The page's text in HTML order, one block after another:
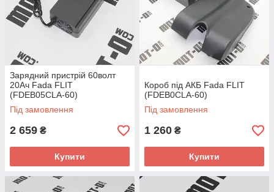
Зарядний пристрій 60волт
20Ач Fada FLIT
(FDEB05CLA-60)
Під замовлення
2 659 ₴
Купити
Короб під АКБ Fada FLIT
(FDEB0CLA-60)
Під замовлення
1 260 ₴
Купити